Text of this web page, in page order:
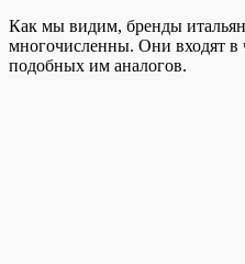
Как мы видим, бренды
многочисленны. Они входят в
подобных им аналогов.